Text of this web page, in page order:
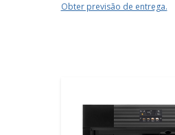
Obter previsão de entrega.